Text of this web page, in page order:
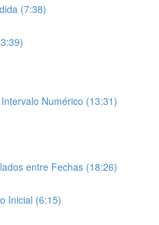
(7:38)
Numérico (13:31)
entre Fechas (18:26)
Inicial (6:15)